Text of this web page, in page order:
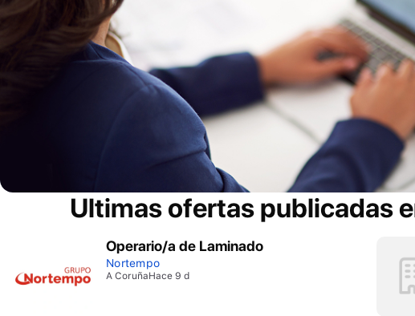
Ultimas ofertas publicadas
Operario/a de Laminado
Nortempo
A CoruñaHace 9 d